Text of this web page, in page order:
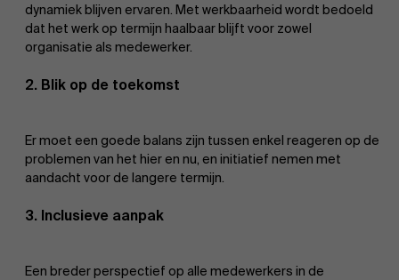
dynamiek blijven ervaren. Met werkbaarheid wordt bedoeld
dat het werk op termijn haalbaar blijft voor zowel
organisatie als medewerker.
2. Blik op de toekomst
Er moet een goede balans zijn tussen enkel reageren op de
problemen van het hier en nu, en initiatief nemen met
aandacht voor de langere termijn.
3. Inclusieve aanpak
Een breder perspectief op alle medewerkers in de